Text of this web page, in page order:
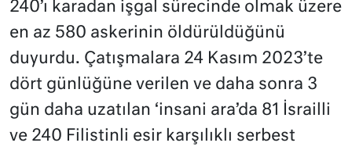
240’ı karadan işgal sürecinde olmak üzere
en az 580 askerinin öldürüldüğünü
duyurdu. Çatışmalara 24 Kasım 2023’te
dört günlüğüne verilen ve daha sonra 3
gün daha uzatılan ‘insani ara’da 81 İsrailli
ve 240 Filistinli esir karşılıklı serbest